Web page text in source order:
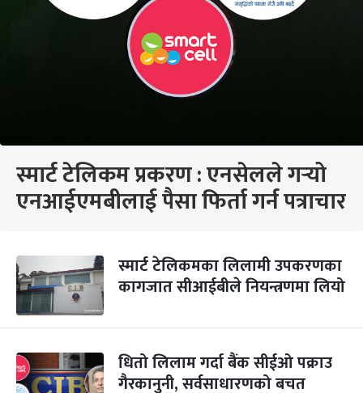
स्मार्ट टेलिकम प्रकरण : एनसेलले गर्‍यो
एनआईएमबीलाई पैसा फिर्ता गर्न पत्राचार
स्मार्ट टेलिकमका लिलामी उपकरणका
कागजात सीआईबीले नियन्त्रणमा लियो
धितो लिलाम गर्दा बैंक सीईओ पक्राउ
गैरकानुनी, सर्वसाधारणको बचत